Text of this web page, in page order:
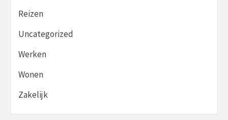
Reizen
Uncategorized
Werken
Wonen
Zakelijk